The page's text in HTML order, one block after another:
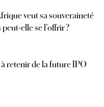
veut sa souveraineté
elle se l’offrir ?
retenir de la future IPO